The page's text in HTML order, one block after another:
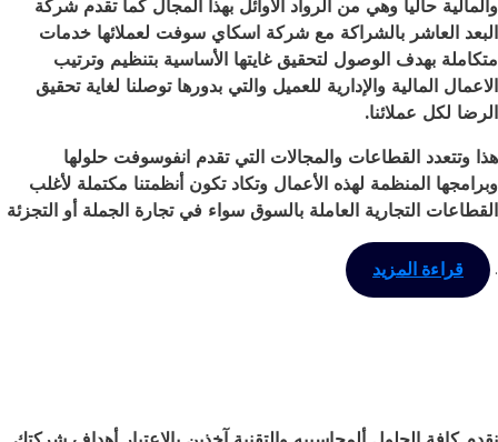
والمالية حاليا وهي من الرواد الأوائل بهذا المجال كما تقدم شركة
البعد العاشر بالشراكة مع شركة اسكاي سوفت لعملائها خدمات
متكاملة بهدف الوصول لتحقيق غايتها الأساسية بتنظيم وترتيب
الاعمال المالية والإدارية للعميل والتي بدورها توصلنا لغاية تحقيق
الرضا لكل عملائنا.
هذا وتتعدد القطاعات والمجالات التي تقدم انفوسوفت حلولها
وبرامجها المنظمة لهذه الأعمال وتكاد تكون أنظمتنا مكتملة لأغلب
القطاعات التجارية العاملة بالسوق سواء في تجارة الجملة أو التجزئة
. قراءة المزيد